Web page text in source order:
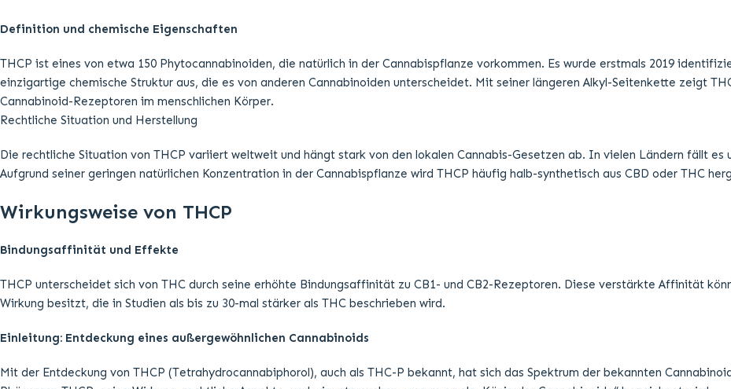
THCP unterscheidet sich von THC durch seine erhöhte Bindungsaffinität zu CB1- und CB2-Rezeptoren. Diese verstärkte Affinität
Wirkung besitzt, die in Studien als bis zu 30-mal stärker als THC beschrieben wird.
Mit der Entdeckung von THCP (Tetrahydrocannabiphorol), auch als THC-P bekannt, hat sich das Spektrum der bekannten
THCP – Was ist das?
THCP ist eines von etwa 150 Phytocannabinoiden, die natürlich in der Cannabispflanze vorkommen. Es wurde erstmals 2019
Cannabinoid-Rezeptoren im menschlichen Körper.